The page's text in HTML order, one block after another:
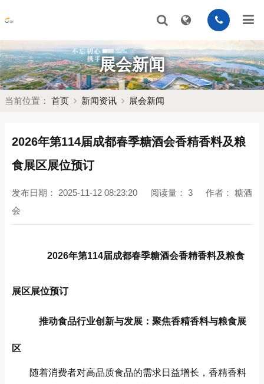
展会新闻
当前位置： 首页 新闻资讯 展会新闻
2026年第114届成都春季糖酒会香精香料及粮
食展区展位预订
发布日期： 2025-11-12 08:23:20 阅读量： 3 作者： 糖酒
会
2026年第114届成都春季糖酒会香精香料及粮食
展区展位预订
推动食品行业创新与发展：聚焦香精香料与粮食展
区
随着消费者对高品质食品的需求日益增长，香精香料